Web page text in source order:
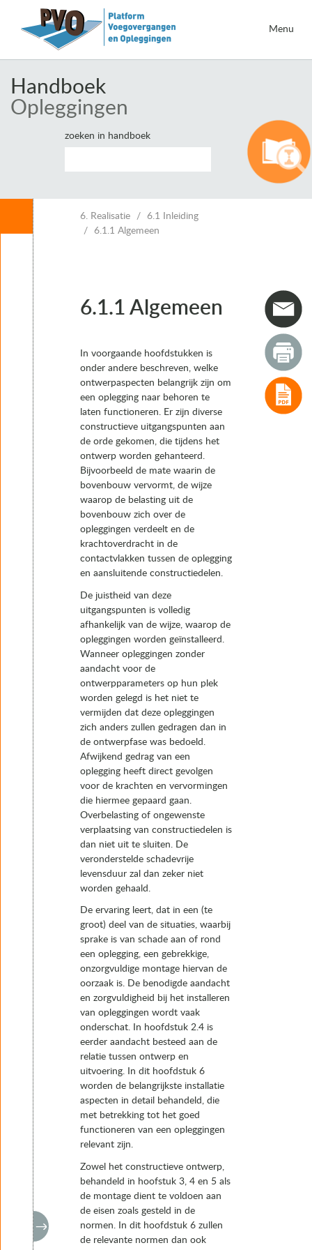
Menu
Handboek
Opleggingen
zoeken in handboek
3. Belastingen en vervormingen
4. Typen opleggingen
6.1 Inleiding
6.1.2 Samenwerking constructeur en specialist
6.2 Tijdstip van start functioneren oplegging
6.3 Plaatsen van opleggingen
6.5 Vijzelwerkzaamheden bij werkzaamheden aan
6.6 Renovatie van opleggingen
6.7 Vervangingsprocedure opleggingen
6.8 Kwaliteitsbewaking, werk- en keuringsplannen
6.9 Inkoop van opleggingen
6. Realisatie
6.1 Inleiding
6.1.1 Algemeen
6.1.1 Algemeen
In voorgaande hoofdstukken is
onder andere beschreven, welke
ontwerpaspecten belangrijk zijn om
een oplegging naar behoren te
laten functioneren. Er zijn diverse
constructieve uitgangspunten aan
de orde gekomen, die tijdens het
ontwerp worden gehanteerd.
Bijvoorbeeld de mate waarin de
bovenbouw vervormt, de wijze
waarop de belasting uit de
bovenbouw zich over de
opleggingen verdeelt en de
krachtoverdracht in de
contactvlakken tussen de oplegging
en aansluitende constructiedelen.
De juistheid van deze
uitgangspunten is volledig
afhankelijk van de wijze, waarop de
opleggingen worden geïnstalleerd.
Wanneer opleggingen zonder
aandacht voor de
ontwerpparameters op hun plek
worden gelegd is het niet te
vermijden dat deze opleggingen
zich anders zullen gedragen dan in
de ontwerpfase was bedoeld.
Afwijkend gedrag van een
oplegging heeft direct gevolgen
voor de krachten en vervormingen
die hiermee gepaard gaan.
Overbelasting of ongewenste
verplaatsing van constructiedelen is
dan niet uit te sluiten. De
veronderstelde schadevrije
levensduur zal dan zeker niet
worden gehaald.
De ervaring leert, dat in een (te
groot) deel van de situaties, waarbij
sprake is van schade aan of rond
een oplegging, een gebrekkige,
onzorgvuldige montage hiervan de
oorzaak is. De benodigde aandacht
en zorgvuldigheid bij het installeren
van opleggingen wordt vaak
onderschat. In hoofdstuk 2.4 is
eerder aandacht besteed aan de
relatie tussen ontwerp en
uitvoering. In dit hoofdstuk 6
worden de belangrijkste installatie
aspecten in detail behandeld, die
met betrekking tot het goed
functioneren van een opleggingen
relevant zijn.
Zowel het constructieve ontwerp,
behandeld in hoofstuk 3, 4 en 5 als
de montage dient te voldoen aan
de eisen zoals gesteld in de
normen. In dit hoofdstuk 6 zullen
de relevante normen dan ook